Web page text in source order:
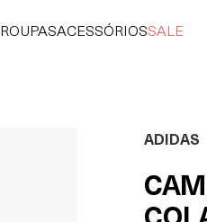
ROUPASACESSÓRIOSSALE
ADIDAS